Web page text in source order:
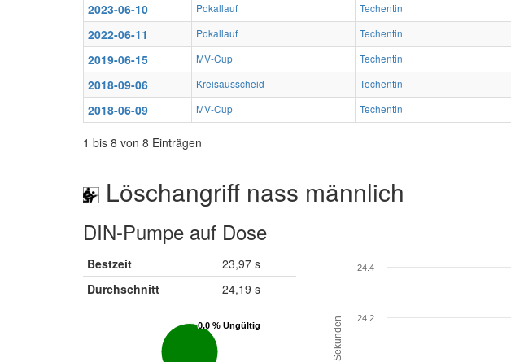
2023-06-10
Pokallauf Techentin
2022-06-11
Pokallauf Techentin
2019-06-15
MV-Cup Techentin
2018-09-06
Kreisausscheid Techentin
2018-06-09
MV-Cup Techentin
1 bis 8 von 8 Einträgen
Löschangriff nass männlich
DIN-Pumpe auf Dose
Bestzeit
23,97 s
Durchschnitt
24,19 s
0.0 % Ungültig
0.0 % Ungültig Sekunden 24.2
24.4